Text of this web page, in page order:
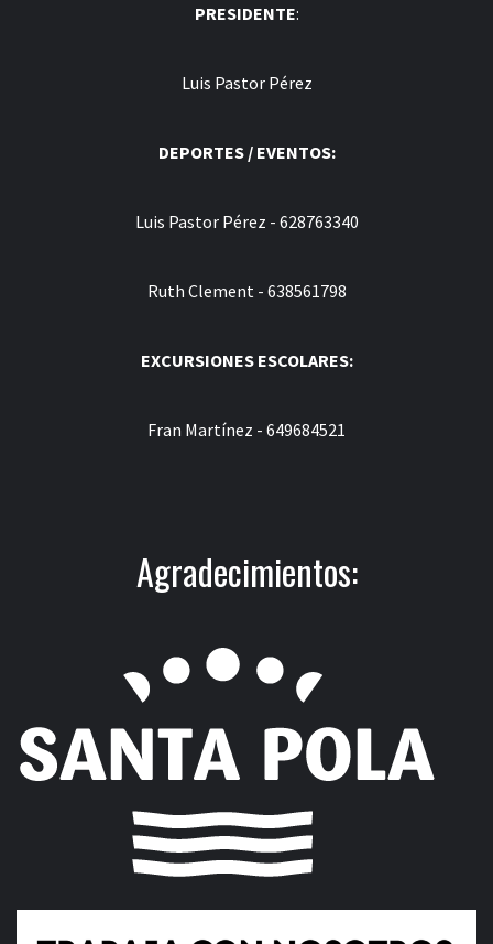
PRESIDENTE:
Luis Pastor Pérez
DEPORTES / EVENTOS:
Luis Pastor Pérez - 628763340
Ruth Clement - 638561798
EXCURSIONES ESCOLARES:
Fran Martínez - 649684521
Agradecimientos: